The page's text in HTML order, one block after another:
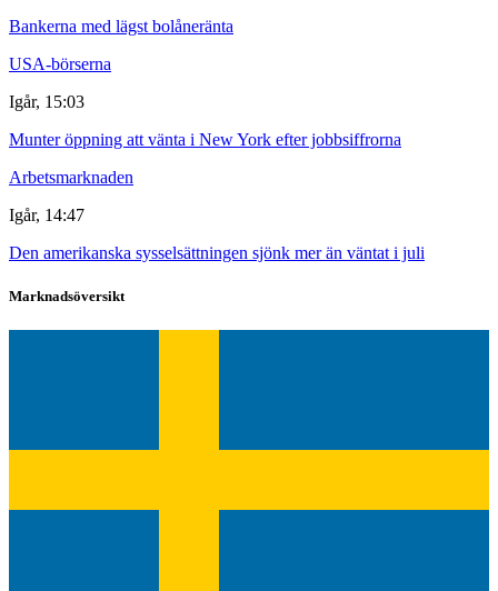
Bankerna med lägst bolåneränta
USA-börserna
Igår, 15:03
Munter öppning att vänta i New York efter jobbsiffrorna
Arbetsmarknaden
Igår, 14:47
Den amerikanska sysselsättningen sjönk mer än väntat i juli
Marknadsöversikt